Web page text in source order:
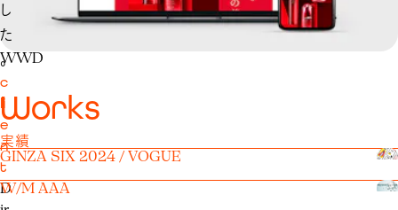
し
た
。
c
li
e
n
t
D
WWD
Works
実績
GINZA SIX 2024 / VOGUE
W/M AAA